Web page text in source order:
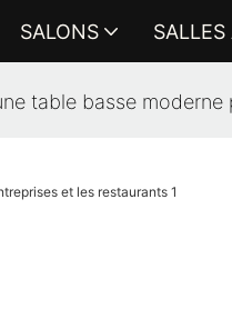
SALONS
table basse